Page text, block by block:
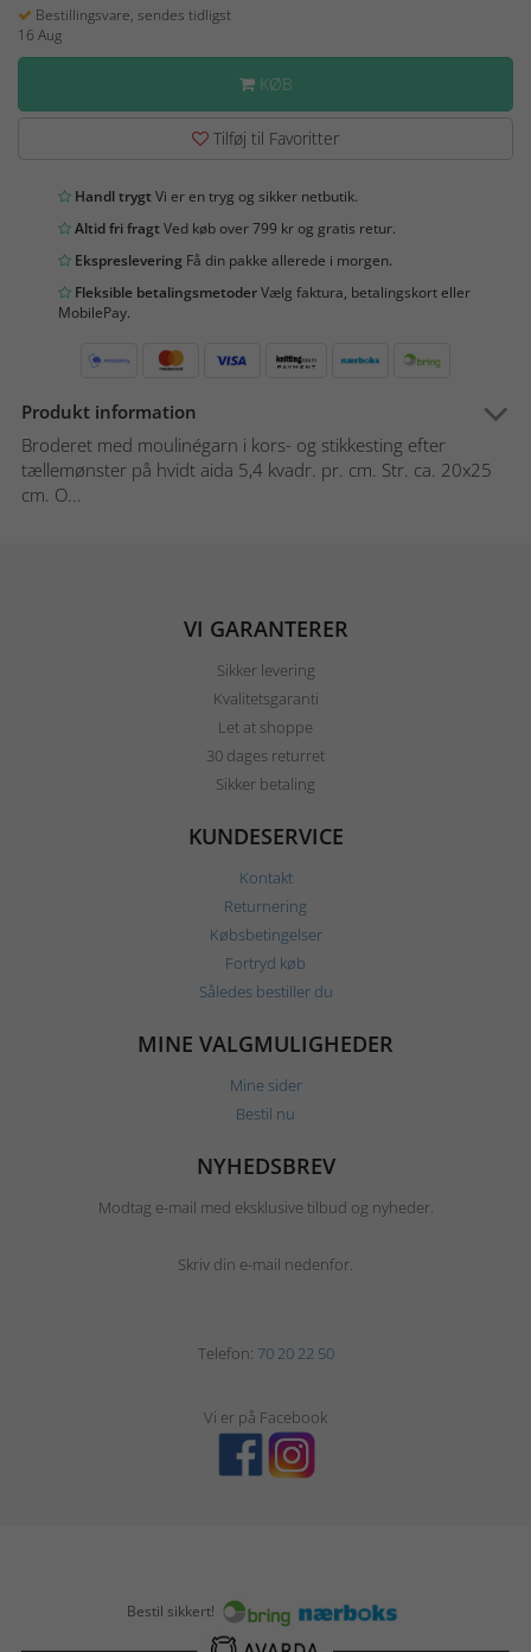
Bestillingsvare, sendes tidligst
16 Aug
KØB
Tilføj til Favoritter
Handl trygtVi er en tryg og sikker netbutik.
Altid fri fragtVed køb over 799 kr og gratis retur.
Ekspreslevering Få din pakke allerede i morgen.
Fleksible betalingsmetoderVælg faktura, betalingskort eller
MobilePay.
Produkt information
Broderet med moulinégarn i kors- og stikkesting efter
tællemønster på hvidt aida 5,4 kvadr. pr. cm. Str. ca. 20x25
cm. O...
VI GARANTERER
Sikker levering
Kvalitetsgaranti
Let at shoppe
30 dages returret
Sikker betaling
KUNDESERVICE
Kontakt
Returnering
Købsbetingelser
Fortryd køb
Således bestiller du
MINE VALGMULIGHEDER
Mine sider
Bestil nu
NYHEDSBREV
Modtag e-mail med eksklusive tilbud og nyheder.
Skriv din e-mail nedenfor.
Telefon: 70 20 22 50
Vi er på Facebook
Bestil sikkert!